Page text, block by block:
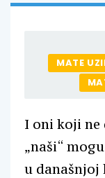
MATE
I oni koji ne
„naši“
u